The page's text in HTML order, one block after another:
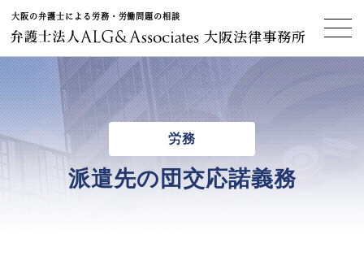
大阪の弁護士による労務・労働問題の相談
大阪法律事務所
労務
派遣先の団交応諾義務